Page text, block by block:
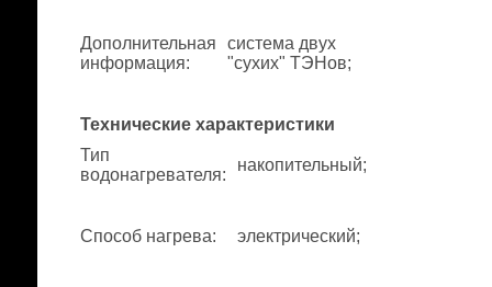
Дополнительная
информация:
система двух
"сухих" ТЭНов;
Технические характеристики
Тип
водонагревателя:
накопительный;
Способ нагрева: электрический;